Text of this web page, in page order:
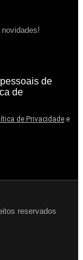
de
de
de Privacidade e
reservados